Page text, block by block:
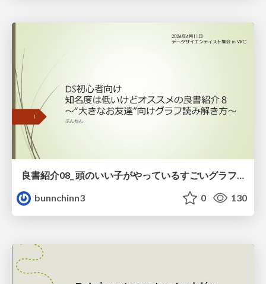
良書紹介08_ 頭のいい子がやっているすごいグラフの読み方
bunnchinn3
0 130